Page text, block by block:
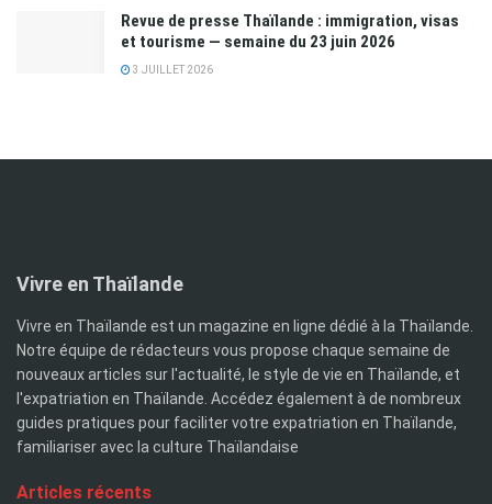
Revue de presse Thaïlande : immigration, visas
et tourisme — semaine du 23 juin 2026
3 JUILLET 2026
Vivre en Thaïlande
Vivre en Thaïlande est un magazine en ligne dédié à la Thaïlande.
Notre équipe de rédacteurs vous propose chaque semaine de
nouveaux articles sur l'actualité, le style de vie en Thaïlande, et
l'expatriation en Thaïlande. Accédez également à de nombreux
guides pratiques pour faciliter votre expatriation en Thaïlande,
familiariser avec la culture Thaïlandaise
Articles récents